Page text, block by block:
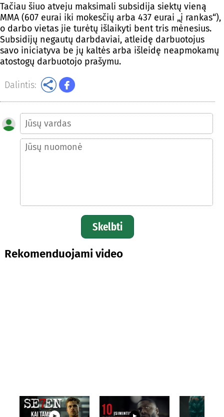
Tačiau šiuo atveju maksimali subsidija siektų vieną
MMA (607 eurai iki mokesčių arba 437 eurai „į rankas“),
o darbo vietas jie turėtų išlaikyti bent tris mėnesius.
Subsidijų negautų darbdaviai, atleidę darbuotojus
savo iniciatyva be jų kaltės arba išleidę neapmokamų
atostogų darbuotojo prašymu.
Dalintis:
Skelbti
Rekomenduojami video